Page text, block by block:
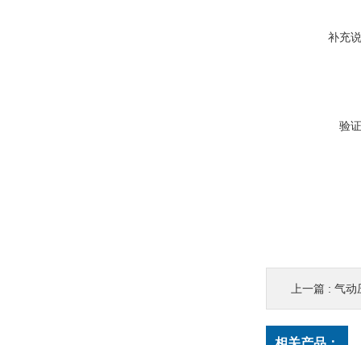
补充
验
上一篇 : 气动